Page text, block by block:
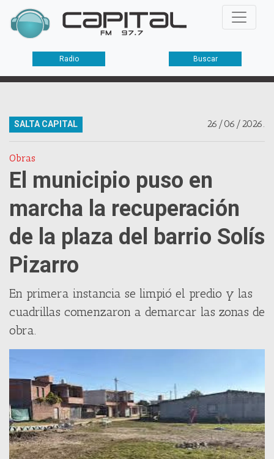
Radio Buscar
26/06/2026.
SALTA CAPITAL
Obras
El municipio puso en
marcha la recuperación
de la plaza del barrio Solís
Pizarro
En primera instancia se limpió el predio y las
cuadrillas comenzaron a demarcar las zonas de
obra.